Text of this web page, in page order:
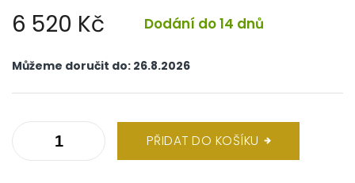
6 520 Kč Dodání do 14 dnů
cena:
Můžeme doručit do: 26.8.2026
PŘIDAT DO KOŠÍKU